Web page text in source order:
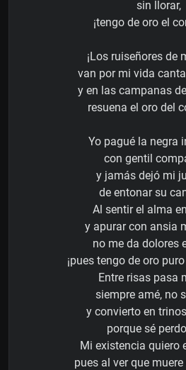
sin llorar,
¡tengo de oro el
¡Los ruiseñores de
van por mi vida
y en las campanas
resuena el oro del
Yo pagué la negra
con gentil
y jamás dejó mi
de entonar su
Al sentir el alma
y apurar con ansia
no me da dolores
¡pues tengo de oro
Entre risas pasa
siempre amé, no
y convierto en
porque sé
Mi existencia quiero
pues al ver que